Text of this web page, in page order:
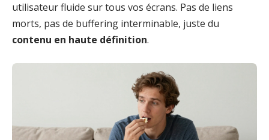
utilisateur fluide sur tous vos écrans. Pas de liens
morts, pas de buffering interminable, juste du
contenu en haute définition.